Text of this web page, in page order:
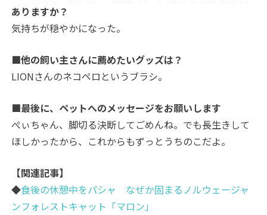
ありますか？
気持ちが穏やかになった。
■他の飼い主さんに薦めたいグッズは？
LIONさんのネコペロというブラシ。
■最後に、ペットへのメッセージをお願いします
ぺぃちゃん、脚切る決断してごめんね。でも長生きして
ほしかったから、これからもずっとうちのこだよ。
【関連記事】
◆食後の休憩中をパシャ なぜか固まるノルウェージャ
ンフォレストキャット「マロン」